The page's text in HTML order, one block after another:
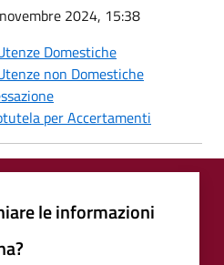
2024, 15:38
Domestiche
non Domestiche
per Accertamenti
le informazioni